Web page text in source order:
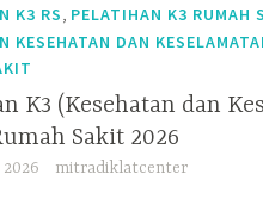
K3 RS, PELATIHAN K3 RUMAH
KESEHATAN DAN
K3 (Kesehatan dan
Sakit 2026
mitradiklatcenter